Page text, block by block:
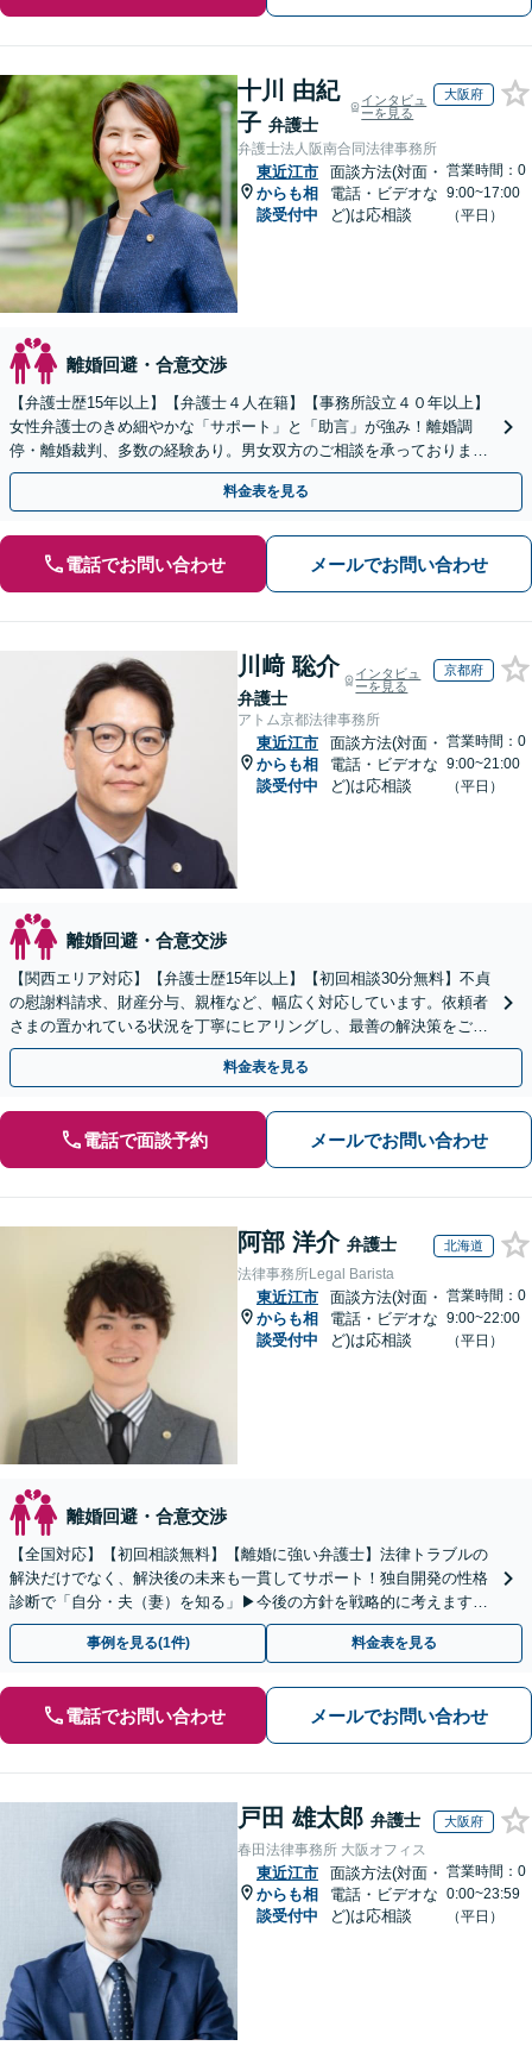
十川 由紀
子 弁護士
インタビュ
ーを見る
大阪府
弁護士法人阪南合同法律事務所
東近江市
からも相
談受付中
面談方法(対面・
電話・ビデオな
ど)は応相談
営業時間：0
9:00~17:00
（平日）
離婚回避・合意交渉
【弁護士歴15年以上】【弁護士４人在籍】【事務所設立４０年以上】
女性弁護士のきめ細やかな「サポート」と「助言」が強み！離婚調
停・離婚裁判、多数の経験あり。男女双方のご相談を承っております
【お子さま連れのご相談OK】【南海岸和田駅徒歩3分】
料金表を見る
電話でお問い合わせ メールでお問い合わせ
川﨑 聡介
弁護士
インタビュ
ーを見る
京都府
アトム京都法律事務所
東近江市
からも相
談受付中
面談方法(対面・
電話・ビデオな
ど)は応相談
営業時間：0
9:00~21:00
（平日）
離婚回避・合意交渉
【関西エリア対応】【弁護士歴15年以上】【初回相談30分無料】不貞
の慰謝料請求、財産分与、親権など、幅広く対応しています。依頼者
さまの置かれている状況を丁寧にヒアリングし、最善の解決策をご提
案します。お悩みの際は、お気軽にご相談ください。
料金表を見る
電話で面談予約 メールでお問い合わせ
阿部 洋介 弁護士 北海道
法律事務所Legal Barista
東近江市
からも相
談受付中
面談方法(対面・
電話・ビデオな
ど)は応相談
営業時間：0
9:00~22:00
（平日）
離婚回避・合意交渉
【全国対応】【初回相談無料】【離婚に強い弁護士】法律トラブルの
解決だけでなく、解決後の未来も一貫してサポート！独自開発の性格
診断で「自分・夫（妻）を知る」▶︎今後の方針を戦略的に考えます！
【休日夜間／オンライン相談OK】
事例を見る(1件) 料金表を見る
電話でお問い合わせ メールでお問い合わせ
戸田 雄太郎 弁護士 大阪府
春田法律事務所 大阪オフィス
東近江市
からも相
談受付中
面談方法(対面・
電話・ビデオな
ど)は応相談
営業時間：0
0:00~23:59
（平日）